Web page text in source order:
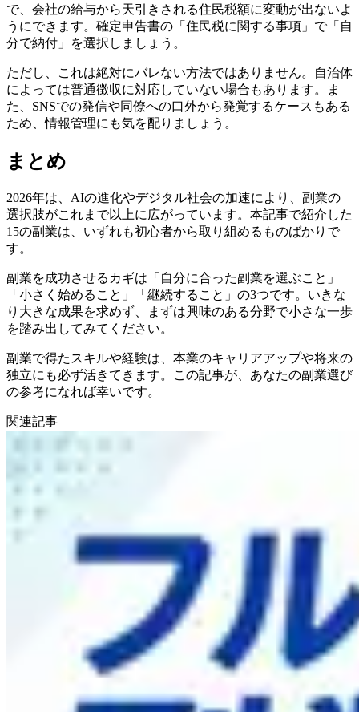
で、会社の給与から天引きされる住民税額に変動が出ないよ
うにできます。確定申告書の「住民税に関する事項」で「自
分で納付」を選択しましょう。
ただし、これは絶対にバレない方法ではありません。自治体
によっては普通徴収に対応していない場合もあります。ま
た、SNSでの発信や同僚への口外から発覚するケースもある
ため、情報管理にも気を配りましょう。
まとめ
2026年は、AIの進化やデジタル社会の加速により、副業の
選択肢がこれまで以上に広がっています。本記事で紹介した
15の副業は、いずれも初心者から取り組めるものばかりで
す。
副業を成功させるカギは「自分に合った副業を選ぶこと」
「小さく始めること」「継続すること」の3つです。いきな
り大きな成果を求めず、まずは興味のある分野で小さな一歩
を踏み出してみてください。
副業で得たスキルや経験は、本業のキャリアアップや将来の
独立にも必ず活きてきます。この記事が、あなたの副業選び
の参考になれば幸いです。
関連記事